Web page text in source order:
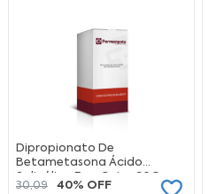
Dipropionato De
Betametasona Ácido
Salicólico Ems Caixa 30G
30,09 40% OFF